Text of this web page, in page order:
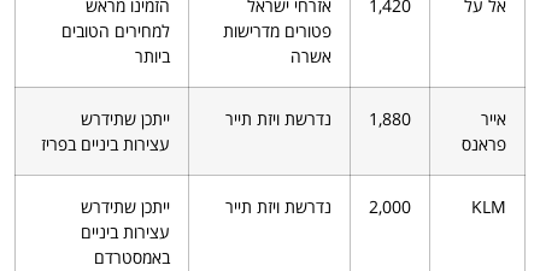
אל על 1,420
אזרחי ישראל
פטורים מדרישות
אשרה
הזמינו מראש
למחירים הטובים
ביותר
אייר
פראנס
1,880 נדרשת ויזת תייר
ייתכן שתידרש
עצירות ביניים בפריז
KLM
2,000 נדרשת ויזת תייר
ייתכן שתידרש
עצירות ביניים
באמסטרדם